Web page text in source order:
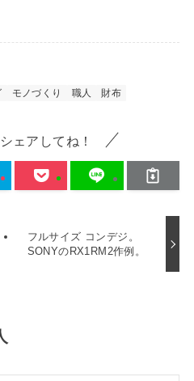
モノづくり 職人 財布
ェアしてね！
フルサイズ コンデジ。
SONYのRX1RM2作例。